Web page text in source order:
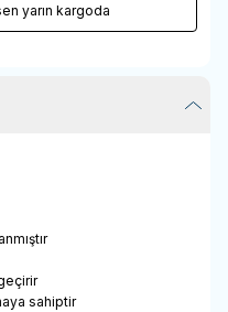
yarın kargoda
sahiptir